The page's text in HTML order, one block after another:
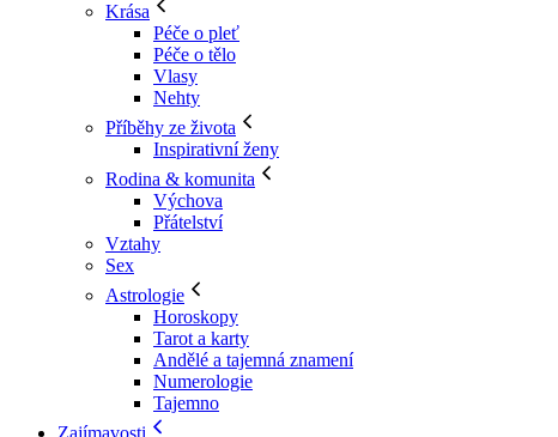
Krása
Péče o pleť
Péče o tělo
Vlasy
Nehty
Příběhy ze života
Inspirativní ženy
Rodina & komunita
Výchova
Přátelství
Vztahy
Sex
Astrologie
Horoskopy
Tarot a karty
Andělé a tajemná znamení
Numerologie
Tajemno
Zajímavosti